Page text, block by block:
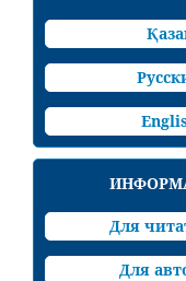
Для
Для